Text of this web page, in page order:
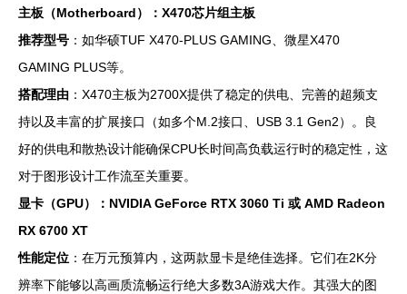
主板（Motherboard）：X470芯片组主板
推荐型号 ：如华硕TUF X470-PLUS GAMING、微星X470
GAMING PLUS等。
搭配理由 ：X470主板为2700X提供了稳定的供电、完善的超频支
持以及丰富的扩展接口（如多个M.2接口、USB 3.1 Gen2）。良
好的供电和散热设计能确保CPU长时间高负载运行时的稳定性，这
对于图形设计工作流至关重要。
显卡（GPU）：NVIDIA GeForce RTX 3060 Ti 或 AMD Radeon
RX 6700 XT
性能定位 ：在万元预算内，这两款显卡是绝佳选择。它们在2K分
辨率下能够以高画质流畅运行绝大多数3A游戏大作。其强大的图